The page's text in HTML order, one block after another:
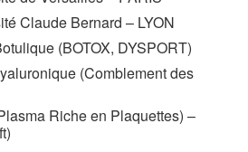
Claude Bernard – LYON
(BOTOX, DYSPORT)
(Comblement des
Riche en Plaquettes) –